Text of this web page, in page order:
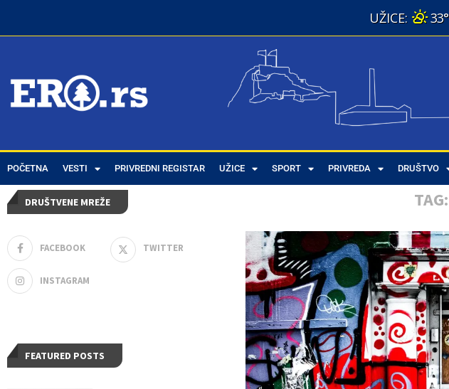
33°
POČETNA VESTI PRIVREDNI REGISTAR UŽICE SPORT PRIVREDA DRUŠTVO
Home Tags Posts tagged with "grad uzice"
TAG:
DRUŠTVENE MREŽE
FACEBOOK TWITTER
INSTAGRAM
FEATURED POSTS